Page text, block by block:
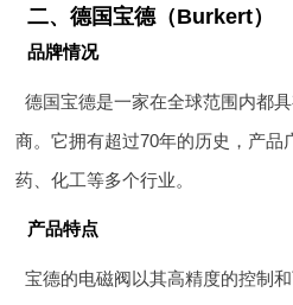
二、德国宝德（Burkert）
品牌情况
德国宝德是一家在全球范围内都
商。它拥有超过70年的历史，产品
药、化工等多个行业。
产品特点
宝德的电磁阀以其高精度的控制